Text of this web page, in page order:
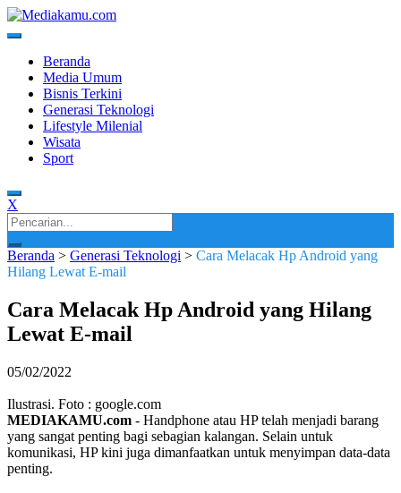
Skip
to
MEDIAKAMU.com
Media Terkini untuk Generasi Milenial!
Beranda
Media Umum
Bisnis Terkini
Generasi Teknologi
Lifestyle Milenial
Wisata
Sport
X
Search
for:
Beranda > Generasi Teknologi > Cara Melacak Hp Android yang
Hilang Lewat E-mail
Cara Melacak Hp Android yang Hilang
Lewat E-mail
05/02/2022
Ilustrasi. Foto : google.com
MEDIAKAMU.com - Handphone atau HP telah menjadi barang
yang sangat penting bagi sebagian kalangan. Selain untuk
komunikasi, HP kini juga dimanfaatkan untuk menyimpan data-data
penting.